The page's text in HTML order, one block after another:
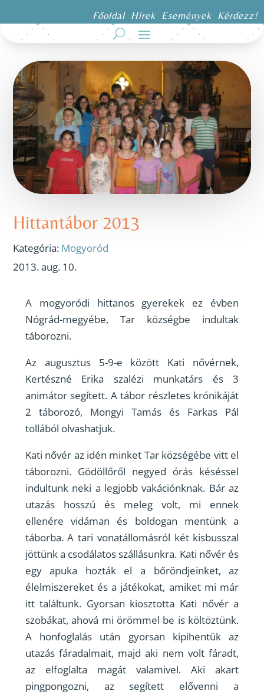
Főoldal Hírek Események Kérdezz!
Hittantábor 2013
Kategória: Mogyoród
2013. aug. 10.
A mogyoródi hittanos gyerekek ez évben
Nógrád-megyébe, Tar községbe indultak
táborozni.
Az augusztus 5-9-e között Kati nővérnek,
Kertészné Erika szalézi munkatárs és 3
animátor segített. A tábor részletes krónikáját
2 táborozó, Mongyi Tamás és Farkas Pál
tollából olvashatjuk.
Kati nővér az idén minket Tar községébe vitt el
táborozni. Gödöllőről negyed órás késéssel
indultunk neki a legjobb vakációnknak. Bár az
utazás hosszú és meleg volt, mi ennek
ellenére vidáman és boldogan mentünk a
táborba. A tari vonatállomásról két kisbusszal
jöttünk a csodálatos szállásunkra. Kati nővér és
egy apuka hozták el a bőröndjeinket, az
élelmiszereket és a játékokat, amiket mi már
itt találtunk. Gyorsan kiosztotta Kati nővér a
szobákat, ahová mi örömmel be is költöztünk.
A honfoglalás után gyorsan kipihentük az
utazás fáradalmait, majd aki nem volt fáradt,
az elfoglalta magát valamivel. Aki akart
pingpongozni, az segített elővenni a